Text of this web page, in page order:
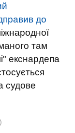
до
там
екснардепа
судове